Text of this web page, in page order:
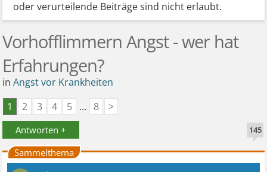
oder verurteilende Beiträge sind nicht erlaubt.
Vorhofflimmern Angst - wer hat
Erfahrungen?
inAngst vor Krankheiten
1
2 3 4 5 ... 8 >
Antworten + 145
Sammelthema